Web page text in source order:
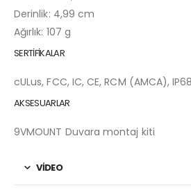
Derinlik: 4,99 cm
Ağırlık: 107 g
SERTİFİKALAR
cULus, FCC, IC, CE, RCM (AMCA),
AKSESUARLAR
9VMOUNT Duvara montaj kiti
VİDEO